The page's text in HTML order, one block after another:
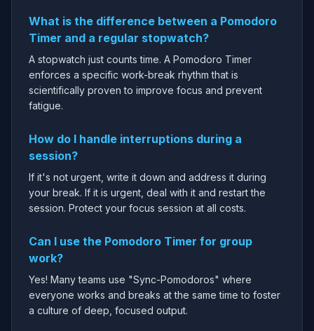
What is the difference between a Pomodoro
Timer and a regular stopwatch?
A stopwatch just counts time. A Pomodoro Timer
enforces a specific work-break rhythm that is
scientifically proven to improve focus and prevent
fatigue.
How do I handle interruptions during a
session?
If it's not urgent, write it down and address it during
your break. If it is urgent, deal with it and restart the
session. Protect your focus session at all costs.
Can I use the Pomodoro Timer for group
work?
Yes! Many teams use "Sync-Pomodoros" where
everyone works and breaks at the same time to foster
a culture of deep, focused output.